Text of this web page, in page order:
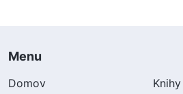
Menu
Domov
Knihy